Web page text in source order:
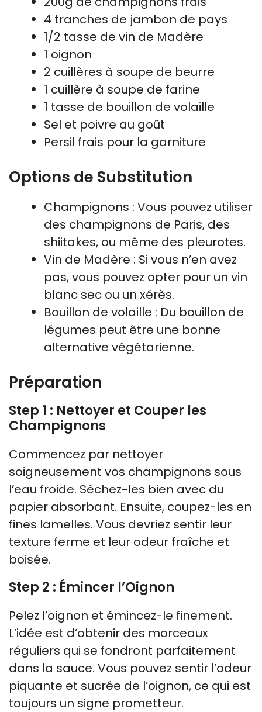
4 tranches de jambon de pays
1/2 tasse de vin de Madère
1 oignon
2 cuillères à soupe de beurre
1 cuillère à soupe de farine
1 tasse de bouillon de volaille
Sel et poivre au goût
Persil frais pour la garniture
Options de Substitution
Champignons : Vous pouvez utiliser
des champignons de Paris, des
shiitakes, ou même des pleurotes.
Vin de Madère : Si vous n’en avez
pas, vous pouvez opter pour un vin
blanc sec ou un xérès.
Bouillon de volaille : Du bouillon de
légumes peut être une bonne
alternative végétarienne.
Préparation
Step 1 : Nettoyer et Couper les
Champignons
Commencez par nettoyer
soigneusement vos champignons sous
l’eau froide. Séchez-les bien avec du
papier absorbant. Ensuite, coupez-les en
fines lamelles. Vous devriez sentir leur
texture ferme et leur odeur fraîche et
boisée.
Step 2 : Émincer l’Oignon
Pelez l’oignon et émincez-le finement.
L’idée est d’obtenir des morceaux
réguliers qui se fondront parfaitement
dans la sauce. Vous pouvez sentir l’odeur
piquante et sucrée de l’oignon, ce qui est
toujours un signe prometteur.